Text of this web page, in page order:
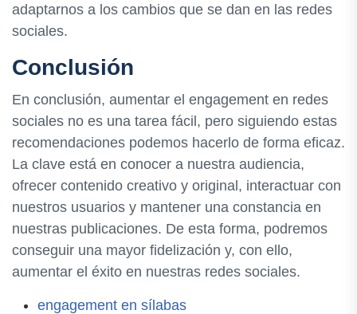
adaptarnos a los cambios que se dan en las redes
sociales.
Conclusión
En conclusión, aumentar el engagement en redes
sociales no es una tarea fácil, pero siguiendo estas
recomendaciones podemos hacerlo de forma eficaz.
La clave está en conocer a nuestra audiencia,
ofrecer contenido creativo y original, interactuar con
nuestros usuarios y mantener una constancia en
nuestras publicaciones. De esta forma, podremos
conseguir una mayor fidelización y, con ello,
aumentar el éxito en nuestras redes sociales.
engagement en sílabas